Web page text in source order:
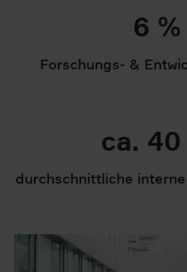
6 %
Forschungs- &
ca. 40
durchschnittliche